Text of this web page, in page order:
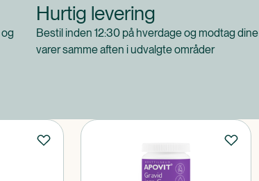
Hurtig levering
Bestil inden 12:30 på hverdage og modtag dine
varer samme aften i udvalgte områder